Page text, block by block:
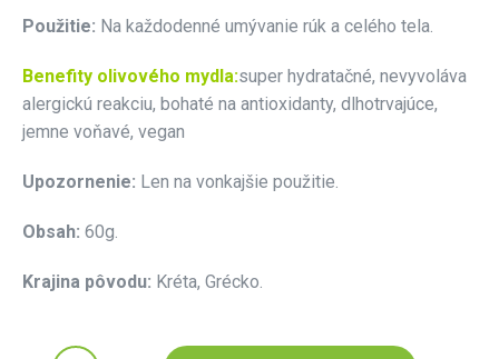
Použitie: Na každodenné umývanie rúk a celého tela.
Benefity olivového mydla:super hydratačné, nevyvoláva
alergickú reakciu, bohaté na antioxidanty, dlhotrvajúce,
jemne voňavé, vegan
Upozornenie: Len na vonkajšie použitie.
Obsah: 60g.
Krajina pôvodu: Kréta, Grécko.